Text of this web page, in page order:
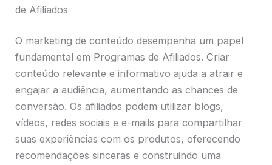
de Afiliados
O marketing de conteúdo desempenha um papel
fundamental em Programas de Afiliados. Criar
conteúdo relevante e informativo ajuda a atrair e
engajar a audiência, aumentando as chances de
conversão. Os afiliados podem utilizar blogs,
vídeos, redes sociais e e-mails para compartilhar
suas experiências com os produtos, oferecendo
recomendações sinceras e construindo uma